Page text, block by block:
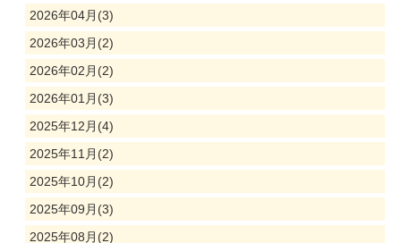
2026年04月(3)
2026年03月(2)
2026年02月(2)
2026年01月(3)
2025年12月(4)
2025年11月(2)
2025年10月(2)
2025年09月(3)
2025年08月(2)